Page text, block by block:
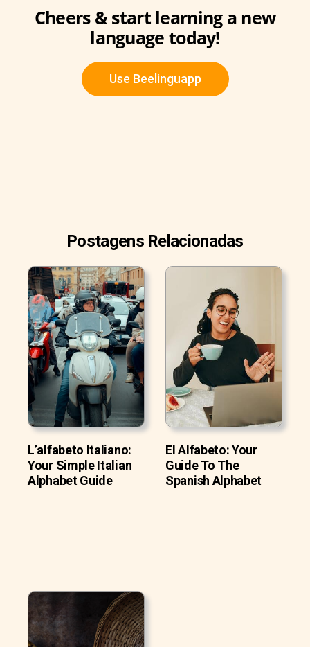
Cheers & start learning a new
language today!
Use Beelinguapp
Postagens Relacionadas
L’alfabeto Italiano:
Your Simple Italian
Alphabet Guide
El Alfabeto: Your
Guide To The
Spanish Alphabet